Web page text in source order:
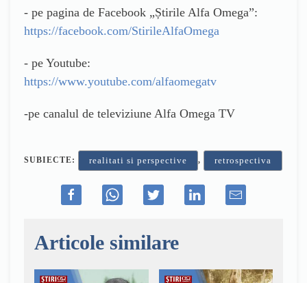
- pe pagina de Facebook „Știrile Alfa Omega”:
https://facebook.com/StirileAlfaOmega
- pe Youtube:
https://www.youtube.com/alfaomegatv
-pe canalul de televiziune Alfa Omega TV
SUBIECTE: realitati si perspective , retrospectiva
Articole similare